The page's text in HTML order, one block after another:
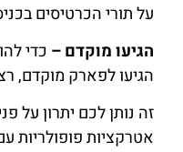
על תורי הכרטיסים
הגיעו מוקדם – כדי
הגיעו לפארק מוקדם,
זה נותן לכם יתרון על
אטרקציות פופולריות